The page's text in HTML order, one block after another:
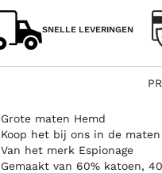
SNELLE LEVERINGEN
Grote maten Hemd
Koop het bij ons in de maten
Van het merk Espionage
Gemaakt van 60% katoen,